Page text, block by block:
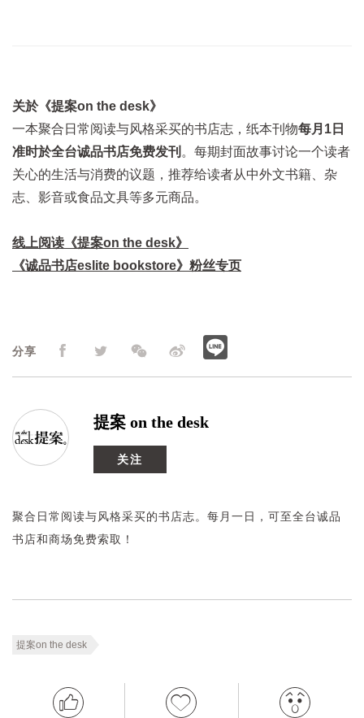
关於《提案on the desk》
一本聚合日常阅读与风格采买的书店志，纸本刊物每月1日
准时於全台诚品书店免费发刊 。每期封面故事讨论一个读者
关心的生活与消费的议题，推荐给读者从中外文书籍、杂
志、影音或食品文具等多元商品。
线上阅读《提案on the desk》
《诚品书店eslite bookstore》粉丝专页
分享
提案 on the desk
关注
聚合日常阅读与风格采买的书店志。每月一日，可至全台诚品
书店和商场免费索取！
提案on the desk